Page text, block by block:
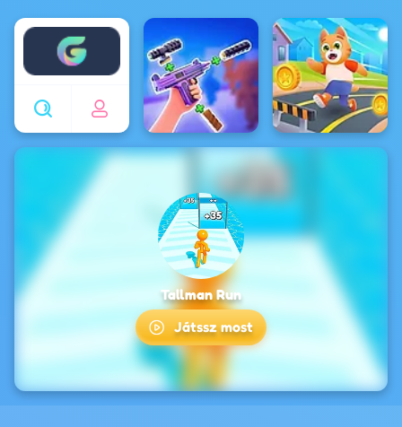
Enjoy4fun
Tallman Run
Játssz most